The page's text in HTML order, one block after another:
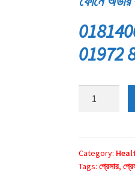
01972
(
ব্লাড
Category:
Tags:প্রেসার,